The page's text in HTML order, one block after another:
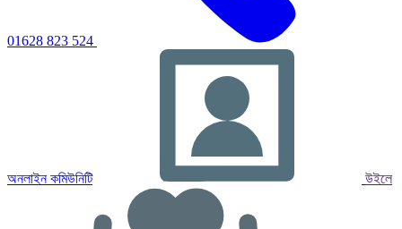
01628 823 524
অনলাইন কমিউনিটি উইলে